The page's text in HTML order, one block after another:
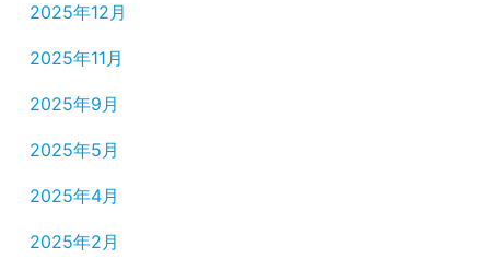
2025年12月
2025年11月
2025年9月
2025年5月
2025年4月
2025年2月